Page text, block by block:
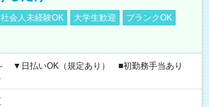
社会人未経験OK 大学生歓迎
ブランクOK
▼日払いOK（規定あり） ■初勤務手当あり